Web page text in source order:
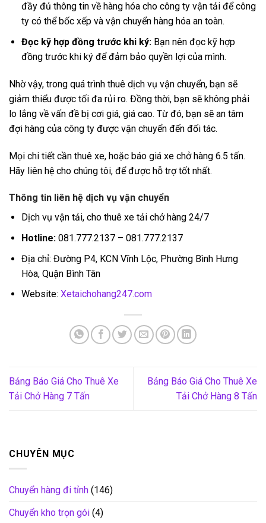
đầy đủ thông tin về hàng hóa cho công ty vận tải để công
ty có thể bốc xếp và vận chuyển hàng hóa an toàn.
Đọc kỹ hợp đồng trước khi ký:Bạn nên đọc kỹ hợp
đồng trước khi ký để đảm bảo quyền lợi của mình.
Nhờ vậy, trong quá trình thuê dịch vụ vận chuyển, bạn sẽ
giảm thiểu được tối đa rủi ro. Đồng thời, bạn sẽ không phải
lo lắng về vấn đề bị cơi giá, giá cao. Từ đó, bạn sẽ an tâm
đợi hàng của công ty được vận chuyển đến đối tác.
Mọi chi tiết cần thuê xe, hoặc báo giá xe chở hàng 6.5 tấn.
Hãy liên hệ cho chúng tôi, để được hỗ trợ tốt nhất.
Thông tin liên hệ dịch vụ vận chuyển
Dịch vụ vận tải, cho thuê xe tải chở hàng 24/7
Hotline:081.777.2137 – 081.777.2137
Địa chỉ: Đường P4, KCN Vĩnh Lộc, Phường Bình Hưng
Hòa, Quận Bình Tân
Website: Xetaichohang247.com
Bảng Báo Giá Cho Thuê Xe
Tải Chở Hàng 7 Tấn
Bảng Báo Giá Cho Thuê Xe
Tải Chở Hàng 8 Tấn
CHUYÊN MỤC
Chuyển hàng đi tỉnh (146)
Chuyển kho trọn gói (4)